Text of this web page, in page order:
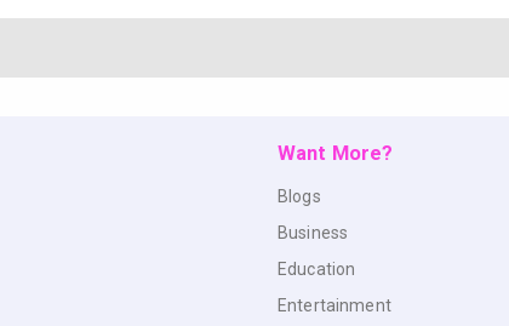
Want More?
Blogs
Business
Education
Entertainment